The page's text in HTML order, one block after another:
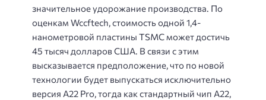
значительное удорожание производства. По
оценкам Wccftech, стоимость одной 1,4-
нанометровой пластины TSMC может достичь
45 тысяч долларов США. В связи с этим
высказывается предположение, что по новой
технологии будет выпускаться исключительно
версия A22 Pro, тогда как стандартный чип A22,